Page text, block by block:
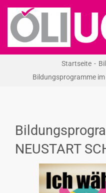
Zum
Inhalt
springen
NEWS
Startseite
Bildungsprogramme im
NEUSTART